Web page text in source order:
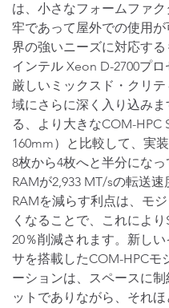
は、小さなフォームファ
牢であって屋外での使用
界の強いニーズに対応す
インテル Xeon D-2700プ
厳しいミックスド・クリ
域にさらに深く入り込み
る、より大きなCOM-HPC
160mm）と比較して、実
8枚から4枚へと半分にな
RAMが2,933 MT/sの転送
RAMを減らす利点は、モ
くなることで、これによ
20％削減されます。新し
サを搭載したCOM-HPCモ
ーションは、スペースに
ットでありながら、それ